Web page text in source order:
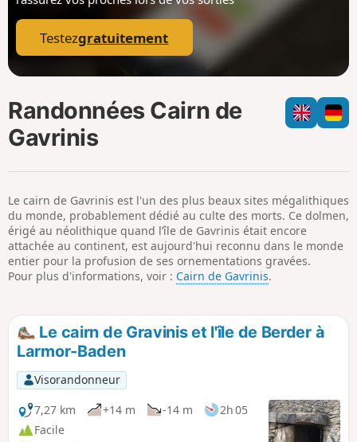
p
Testezgratuitement
Randonnées Cairn de
Gavrinis
Le cairn de Gavrinis est l'un des plus beaux sites mégalithiques
du monde, probablement dédié au culte des morts. Ce dolmen,
érigé au néolithique quand l’île de Gavrinis était encore
attachée au continent, est aujourd'hui reconnu dans le monde
entier pour la profusion de ses ornementations gravées.
Pour plus d'informations, voir : Cairn de Gavrinis.
Le cairn de Gravinis et l'île de Berder à
Larmor-Baden
Visorandonneur
7,27 km
+14 m -14 m
2h 05
Facile